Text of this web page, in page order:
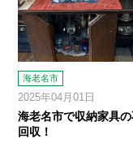
海老名市
2025年04月01日
海老名市で収納家具
回収！